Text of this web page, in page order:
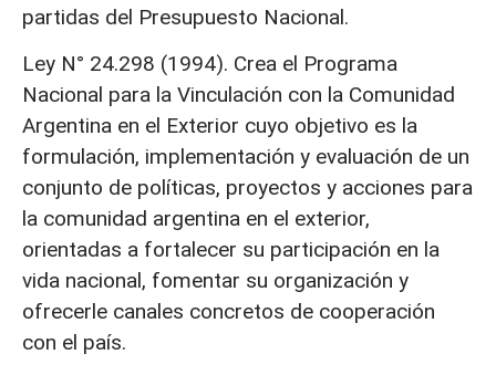
partidas del Presupuesto Nacional.
Ley N° 24.298 (1994). Crea el Programa
Nacional para la Vinculación con la Comunidad
Argentina en el Exterior cuyo objetivo es la
formulación, implementación y evaluación de un
conjunto de políticas, proyectos y acciones para
la comunidad argentina en el exterior,
orientadas a fortalecer su participación en la
vida nacional, fomentar su organización y
ofrecerle canales concretos de cooperación
con el país.